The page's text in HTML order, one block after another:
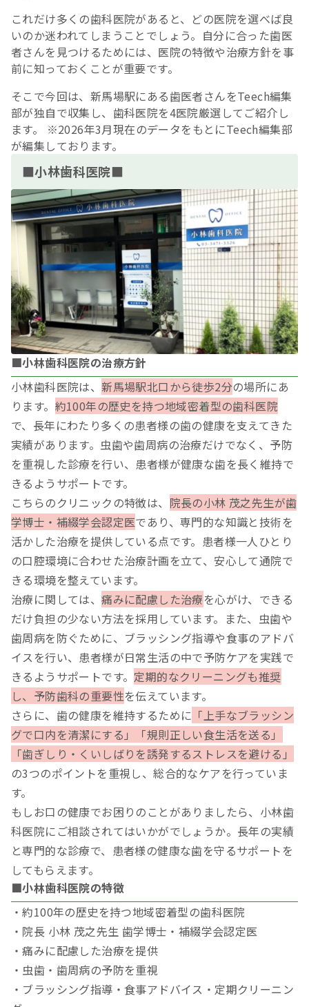
これだけ多くの歯科医院があると、どの医院を選べば良
いのか迷われてしまうことでしょう。自分に合った歯医
者さんを見つけるためには、医院の特徴や治療方針を事
前に知っておくことが重要です。
そこで今回は、新馬場駅にある歯医者さんをTeech編集
部が独自で収集し、歯科医院を4医院厳選してご紹介し
ます。 ※2026年3月現在のデータをもとにTeech編集部
が編集しております。
■小林歯科医院■
■小林歯科医院の治療方針
小林歯科医院は、新馬場駅北口から徒歩2分の場所にあ
ります。 約100年の歴史を持つ地域密着型の歯科医院
で、長年にわたり多くの患者様の歯の健康を支えてきた
実績があります。虫歯や歯周病の治療だけでなく、予防
を重視した診療を行い、患者様が健康な歯を長く維持で
きるようサポートです。
こちらのクリニックの特徴は、 院長の小林 茂之先生が歯
学博士・補綴学会認定医であり、専門的な知識と技術を
活かした治療を提供している点です。患者様一人ひとり
の口腔環境に合わせた治療計画を立て、安心して通院で
きる環境を整えています。
治療に関しては、痛みに配慮した治療を心がけ、できる
だけ負担の少ない方法を採用しています。また、虫歯や
歯周病を防ぐために、ブラッシング指導や食事のアドバ
イスを行い、患者様が日常生活の中で予防ケアを実践で
きるようサポートです。 定期的なクリーニングも推奨
し、予防歯科の重要性を伝えています。
さらに、歯の健康を維持するために 「上手なブラッシン
グで口内を清潔にする」「規則正しい食生活を送る」
「歯ぎしり・くいしばりを誘発するストレスを避ける」
の3つのポイントを重視し、総合的なケアを行っていま
す。
もしお口の健康でお困りのことがありましたら、小林歯
科医院にご相談されてはいかがでしょうか。長年の実績
と専門的な診療で、患者様の健康な歯を守るサポートを
してもらえます。
■小林歯科医院の特徴
・約100年の歴史を持つ地域密着型の歯科医院
・院長 小林 茂之先生 歯学博士・補綴学会認定医
・痛みに配慮した治療を提供
・虫歯・歯周病の予防を重視
・ブラッシング指導・食事アドバイス・定期クリーニン